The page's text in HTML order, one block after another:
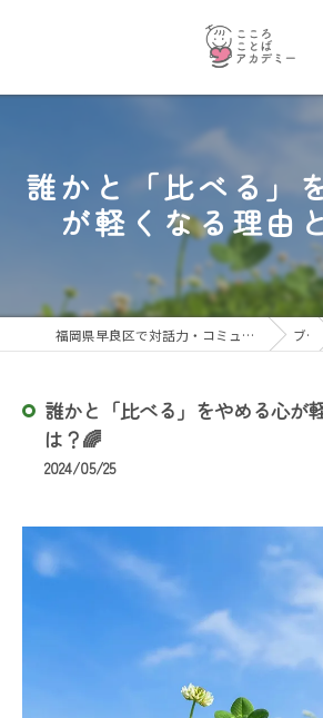
誰かと「比べる」
が軽くなる理由
福岡県早良区で対話力・コミュニケーション力を育むならこころことばアカデミー ブログ
誰かと「比べる」をやめる心が
は？🌈
2024/05/25